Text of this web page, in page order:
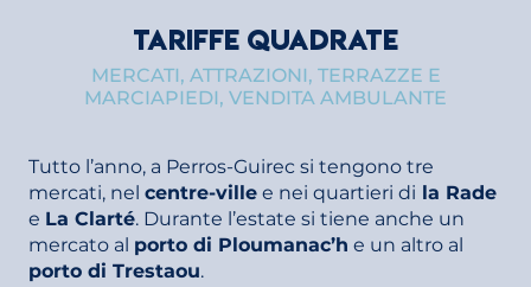
TARIFFE QUADRATE
MERCATI, ATTRAZIONI, TERRAZZE E
MARCIAPIEDI, VENDITA AMBULANTE
Tutto l’anno, a Perros-Guirec si tengono tre
mercati, nel centre-ville e nei quartieri di la Rade
e La Clarté. Durante l’estate si tiene anche un
mercato al porto di Ploumanac’h e un altro al
porto di Trestaou.